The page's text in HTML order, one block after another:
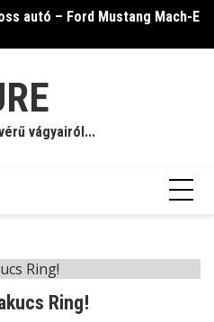
autó – Ford Mustang Mach-E
vágyairól...
Ring!